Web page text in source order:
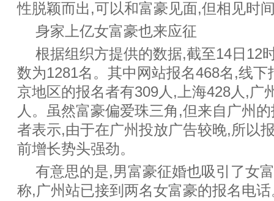
性脱颖而出,可以和富豪见面,但相见时
身家上亿女富豪也来应征
根据组织方提供的数据,截至14日12
数为1281名。其中网站报名468名,线下
京地区的报名者有309人,上海428人,广
人。虽然富豪偏爱珠三角,但来自广州
者表示,由于在广州投放广告较晚,所以
前增长势头强劲。
有意思的是,男富豪征婚也吸引了女
称,广州站已接到两名女富豪的报名电